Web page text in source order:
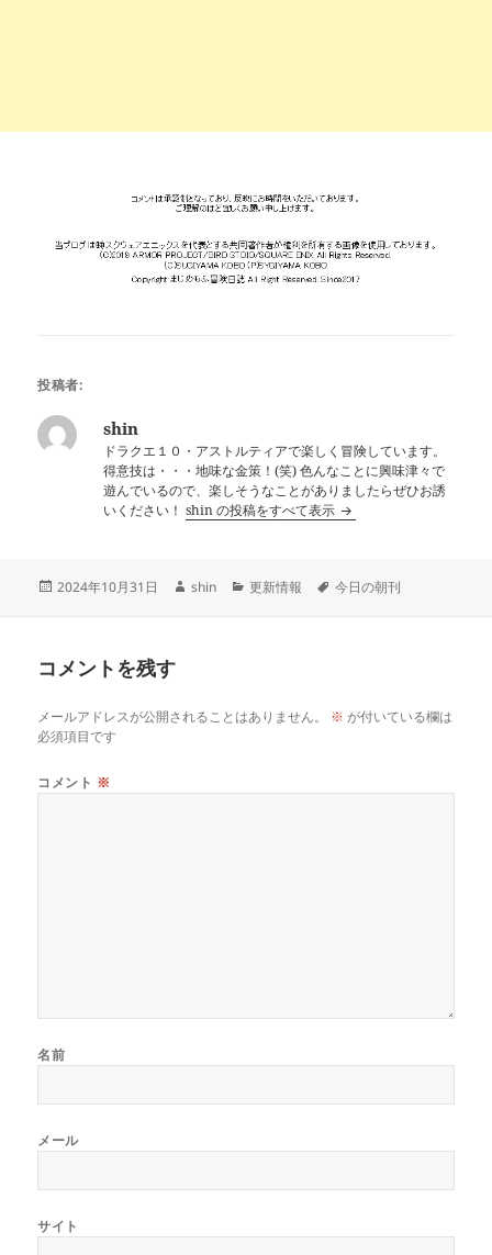
投稿者:
shin
ドラクエ１０・アストルティアで楽しく冒険しています。
得意技は・・・地味な金策！(笑) 色んなことに興味津々で
遊んでいるので、楽しそうなことがありましたらぜひお誘
いください！shin の投稿をすべて表示
投
2024年10月31日
作
shin
カ
更新情報
タ
今日の朝刊
コメントを残す
メールアドレスが公開されることはありません。 ※ が付いている欄は
必須項目です
コメント ※
名前
メール
サイト